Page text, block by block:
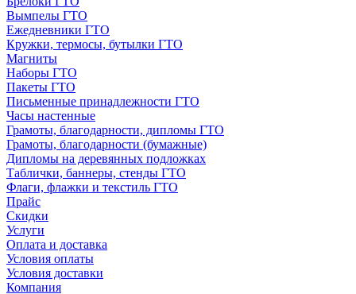
Вымпелы ГТО
Ежедневники ГТО
Кружки, термосы, бутылки ГТО
Магниты
Наборы ГТО
Пакеты ГТО
Письменные принадлежности ГТО
Часы настенные
Грамоты, благодарности, дипломы ГТО
Грамоты, благодарности (бумажные)
Дипломы на деревянных подложках
Таблички, баннеры, стенды ГТО
Флаги, флажки и текстиль ГТО
Прайс
Скидки
Услуги
Оплата и доставка
Условия оплаты
Условия доставки
Компания